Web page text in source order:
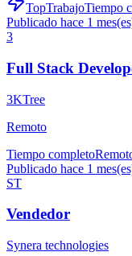
TopTrabajoTiempo
Publicado hace 1
3
Full Stack
3KTree
Remoto
Tiempo completo
Publicado hace 1
ST
Vendedor
Synera technologies